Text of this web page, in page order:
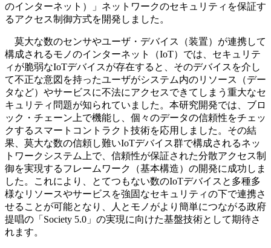
のインターネット）」ネットワークのセキュリティを保証す
るアクセス制御方式を開発しました。
莫大な数のセンサやユーザ・デバイス（装置）が連携して
構成されるモノのインターネット（IoT）では、セキュリテ
ィが脆弱なIoTデバイスが存在すると、そのデバイスを介し
て不正な意図を持ったユーザがシステム内のリソース（デー
タなど）やサービスに不法にアクセスできてしまう重大なセ
キュリティ問題が知られていました。本研究開発では、ブロ
ック・チェーン上で機能し、個々のデータの信頼性をチェッ
クするスマートコントラクト技術を応用しました。その結
果、莫大な数の信頼し難いIoTデバイス群で構成されるネッ
トワークシステム上で、信頼性が保証された分散アクセス制
御を実現するフレームワーク（基本構造）の開発に成功しま
した。これにより、とてつもない数のIoTデバイスと多種多
様なリソースやサービスを強固なセキュリティの下で連携さ
せることが可能となり、人とモノがより簡単につながる政府
提唱の「Society 5.0」の実現に向けた基盤技術として期待さ
れます。